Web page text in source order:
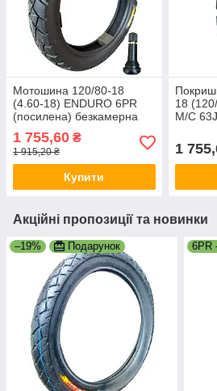
Мотошина 120/80-18
(4.60-18) ENDURO 6PR
(посилена) безкамерна
1 755,60 ₴
1 915,20 ₴
Купити
18
M/C
1
Акційні пропозиції та новинки
–19% Подарунок 6PR